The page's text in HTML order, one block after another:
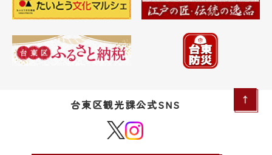
台東区観光課公式SNS